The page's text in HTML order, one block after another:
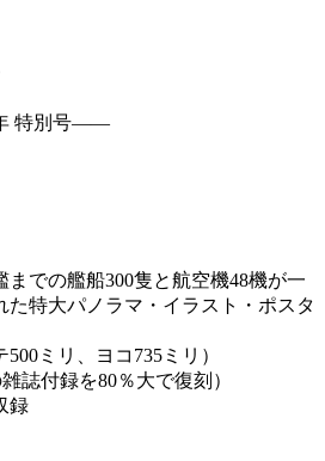
特別号――
での艦船300隻と航空機48機が一
た特大パノラマ・イラスト・ポスタ
ミリ、ヨコ735ミリ）
誌付録を80％大で復刻）
録